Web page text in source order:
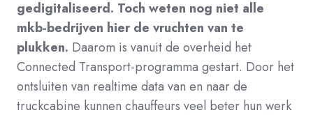
gedigitaliseerd. Toch weten nog niet alle
mkb-bedrijven hier de vruchten van te
plukken. Daarom is vanuit de overheid het
Connected Transport-programma gestart. Door het
ontsluiten van realtime data van en naar de
truckcabine kunnen chauffeurs veel beter hun werk